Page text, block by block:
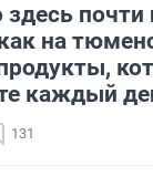
почти
на
каждый
131